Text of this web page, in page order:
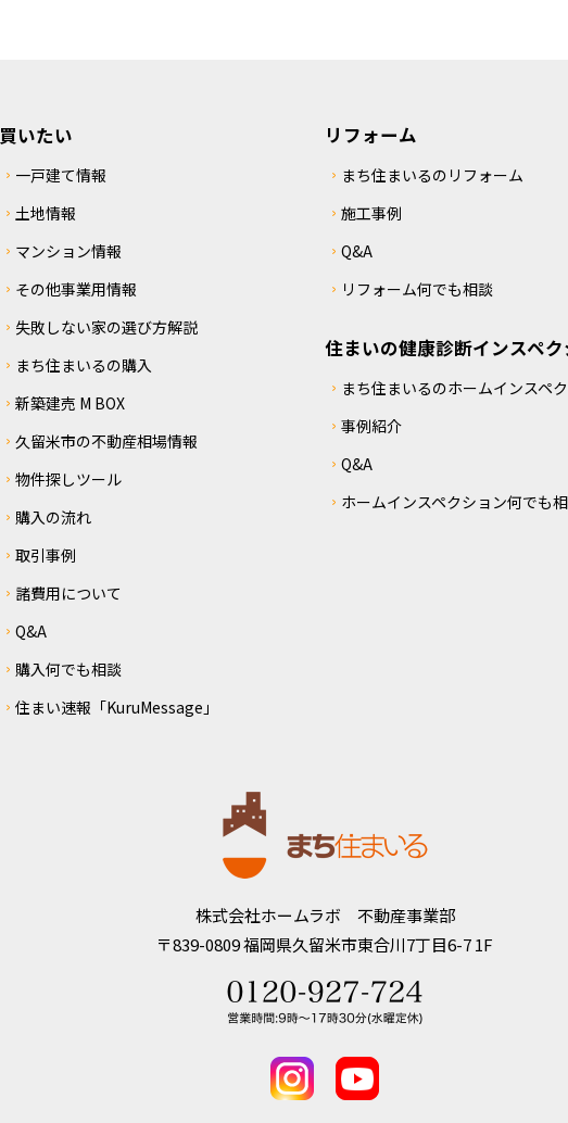
買いたい
一戸建て情報
土地情報
マンション情報
その他事業用情報
失敗しない家の選び方解説
まち住まいるの購入
新築建売 M BOX
久留米市の不動産相場情報
物件探しツール
購入の流れ
取引事例
諸費用について
Q&A
購入何でも相談
住まい速報「KuruMessage」
リフォーム
まち住まいるのリフォーム
施工事例
Q&A
リフォーム何でも相談
住まいの健康診断インスペ
まち住まいるのホームインスペ
事例紹介
Q&A
ホームインスペクション何でも
株式会社ホームラボ 不動産事業部
〒839-0809福岡県久留米市東合川7丁目6-7 1F